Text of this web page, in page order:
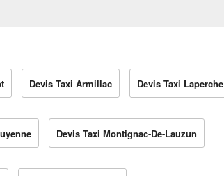
Devis Taxi Armillac Devis Taxi Laperche
Devis Taxi Montignac-De-Lauzun